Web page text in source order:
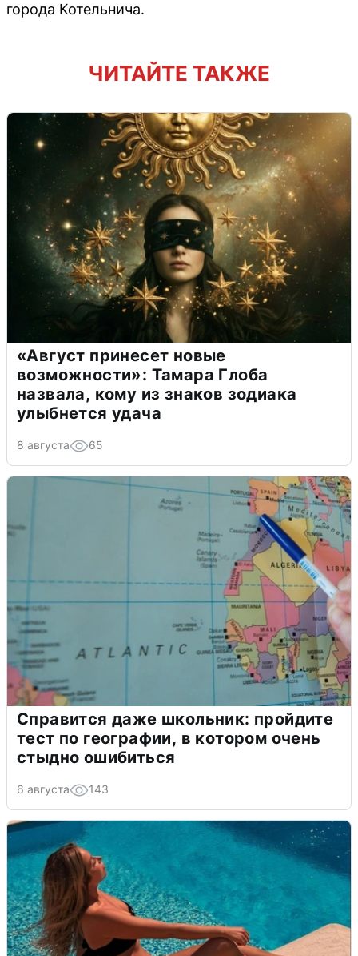
города Котельнича.
ЧИТАЙТЕ ТАКЖЕ
«Август принесет новые
возможности»: Тамара Глоба
назвала, кому из знаков зодиака
улыбнется удача
8 августа 65
Справится даже школьник: пройдите
тест по географии, в котором очень
стыдно ошибиться
6 августа 143